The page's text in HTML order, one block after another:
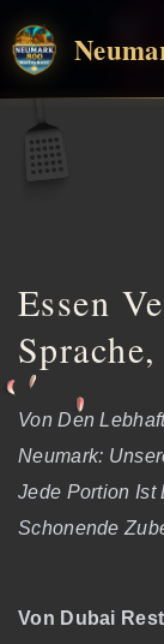
Essen
Von Den
Neumark:
Jede Portion Ist
Schonende
Von Dubai